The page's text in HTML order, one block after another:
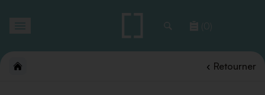
(0)
Retourner